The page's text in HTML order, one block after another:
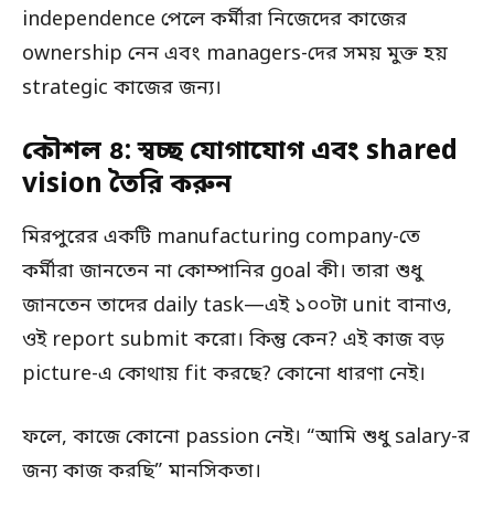
independence পেলে কর্মীরা নিজেদের কাজের
ownership নেন এবং managers-দের সময় মুক্ত হয়
strategic কাজের জন্য।
কৌশল ৪: স্বচ্ছ যোগাযোগ এবং shared
vision তৈরি করুন
মিরপুরের একটি manufacturing company-তে
কর্মীরা জানতেন না কোম্পানির goal কী। তারা শুধু
জানতেন তাদের daily task—এই ১০০টা unit বানাও,
ওই report submit করো। কিন্তু কেন? এই কাজ বড়
picture-এ কোথায় fit করছে? কোনো ধারণা নেই।
ফলে, কাজে কোনো passion নেই। “আমি শুধু salary-র
জন্য কাজ করছি” মানসিকতা।